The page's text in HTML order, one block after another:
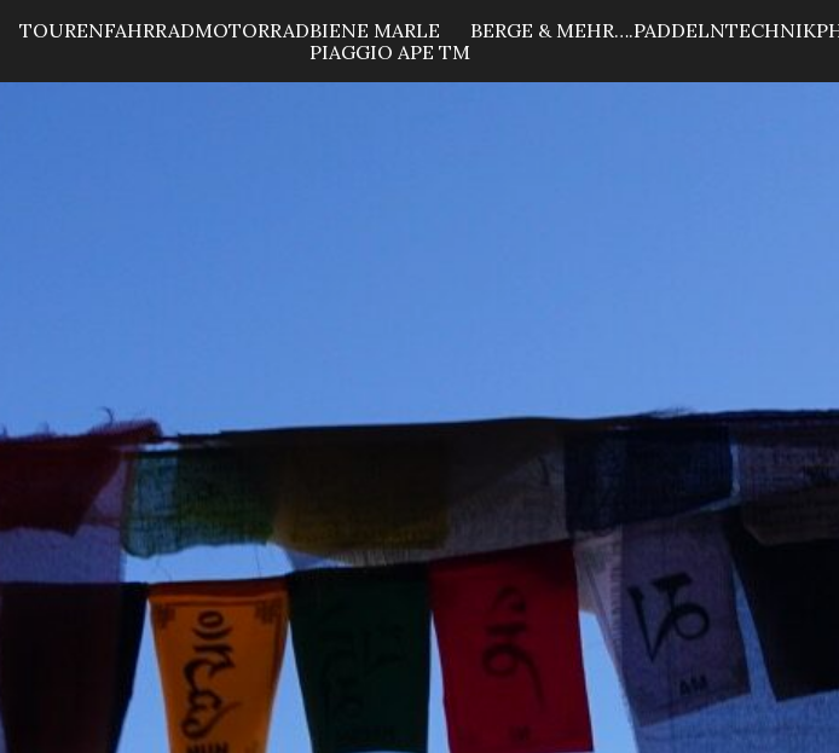
TOURENFAHRRADMOTORRADBIENE MARLE
PIAGGIO APE TM
BERGE & MEHR….PADDELNTECHNIK